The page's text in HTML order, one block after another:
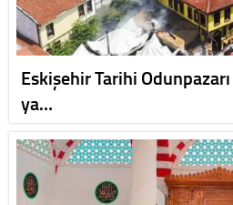
Eskişehir Tarihi
ya…